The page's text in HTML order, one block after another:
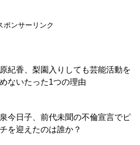
ポンサーリンク
紀香、梨園入りしても芸能活動を
ないたった1つの理由
今日子、前代未聞の不倫宣言でピ
を迎えたのは誰か？